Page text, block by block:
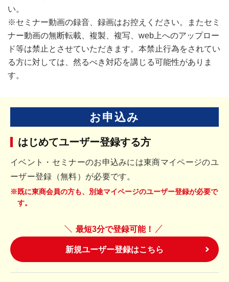
い。
※セミナー動画の録音、録画はお控えください。またセミ
ナー動画の無断転載、複製、複写、web上へのアップロー
ド等は禁止とさせていただきます。本禁止行為をされてい
る方に対しては、然るべき対応を講じる可能性がありま
す。
お申込み
はじめてユーザー登録する方
イベント・セミナーのお申込みには東商マイページのユ
ーザー登録（無料）が必要です。
※既に東商会員の方も、別途マイページのユーザー登録が必要で
す。
最短3分で登録可能！
新規ユーザー登録はこちら